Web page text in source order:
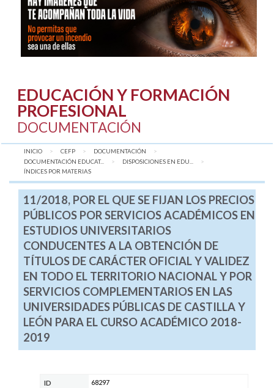
EDUCACIÓN Y FORMACIÓN
PROFESIONAL
DOCUMENTACIÓN
INICIO CEFP
DOCUMENTACIÓN
DOCUMENTACIÓN EDUCAT...
DISPOSICIONES EN EDU...
AQUÍ:
ÍNDICES POR MATERIAS
11/2018, POR EL QUE SE FIJAN LOS PRECIOS
PÚBLICOS POR SERVICIOS ACADÉMICOS EN
ESTUDIOS UNIVERSITARIOS
CONDUCENTES A LA OBTENCIÓN DE
TÍTULOS DE CARÁCTER OFICIAL Y VALIDEZ
EN TODO EL TERRITORIO NACIONAL Y POR
SERVICIOS COMPLEMENTARIOS EN LAS
UNIVERSIDADES PÚBLICAS DE CASTILLA Y
LEÓN PARA EL CURSO ACADÉMICO 2018-
2019
ID 68297